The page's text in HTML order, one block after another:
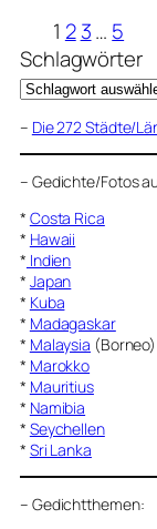
1 2 3… 5
Schlagwörter
– Die 272 Städte/
– Gedichte/Fotos
* Costa Rica
* Hawaii
* Indien
* Japan
* Kuba
* Madagaskar
* Malaysia (Borneo)
* Marokko
* Mauritius
* Namibia
* Seychellen
* Sri Lanka
– Gedichtthemen: